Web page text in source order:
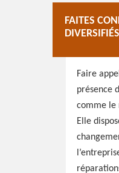
FAITES
Faire
présence
comme le
Elle